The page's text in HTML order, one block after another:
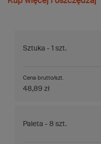
Sztuka - 1 szt.
Cena brutto/szt.
48,89 zł
Paleta - 8 szt.